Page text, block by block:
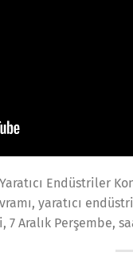
Endüstriler
yaratıcı
Aralık Perşembe,